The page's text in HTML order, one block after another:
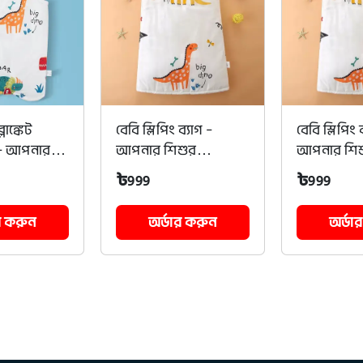
আপনার
করুন
বেবি স্লিপিং ব্যাগ –
আপনার শিশুর
আরামদায়ক ঘুমের
নিশ্চয়তা!
৳999
অর্ডার করুন
বেবি স্লিপিং
আপনার
আরামদায়ক
নিশ্চয়তা!
৳999